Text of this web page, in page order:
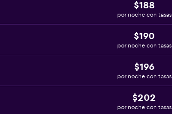
$188
por noche con tasas
$190
por noche con tasas
$196
por noche con tasas
$202
por noche con tasas